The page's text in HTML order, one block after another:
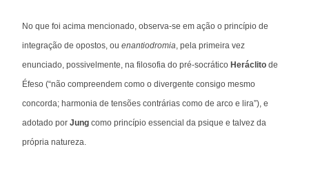
No que foi acima mencionado, observa-se em ação o princípio de
integração de opostos, ou enantiodromia, pela primeira vez
enunciado, possivelmente, na filosofia do pré-socrático Heráclito de
Éfeso (“não compreendem como o divergente consigo mesmo
concorda; harmonia de tensões contrárias como de arco e lira”), e
adotado por Jung como princípio essencial da psique e talvez da
própria natureza.